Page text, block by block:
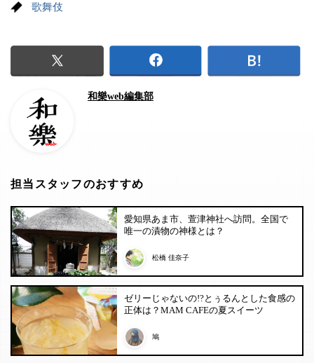
歌舞伎
和樂web編集部
担当スタッフのおすすめ
愛知県あま市、萱津神社へ訪問。全国で
唯一の漬物の神様とは？
松橋 佳奈子
ゼリーじゃないの!?とぅるんとした食感の
正体は？MAM CAFEの夏スイーツ
鳩